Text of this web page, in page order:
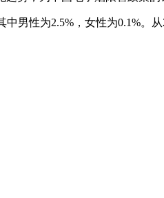
男性为2.5%，女性为0.1%。从